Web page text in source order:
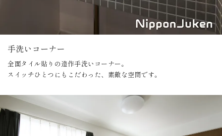
手洗いコーナー
全面タイル貼りの造作手洗いコーナー。
スイッチひとつにもこだわった、素敵な空間です。